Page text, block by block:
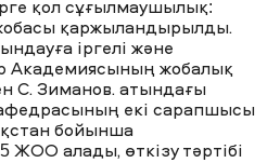
қол сұғылмаушылық:
қаржыландырылды.
іргелі және
Академиясының жобалық
С. Зиманов. атындағы
екі сарапшысы
бойынша
ЖОО алады, өткізу тәртібі